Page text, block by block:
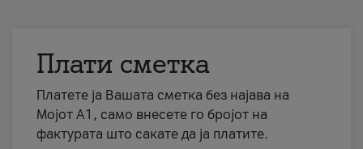
Плати сметка
Платете ја Вашата сметка без најава на
Мојот А1, само внесете го бројот на
фактурата што сакате да ја платите.